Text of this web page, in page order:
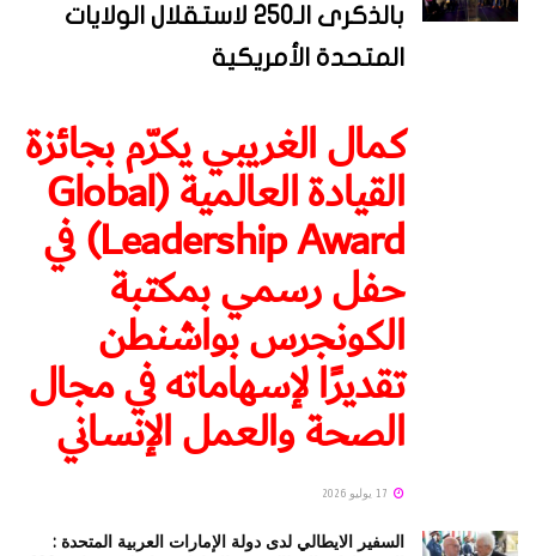
بالذكرى الـ250 لاستقلال الولايات
المتحدة الأمريكية
كمال الغريبي يكرّم بجائزة
القيادة العالمية (Global
Leadership Award) في
حفل رسمي بمكتبة
الكونجرس بواشنطن
تقديرًا لإسهاماته في مجال
الصحة والعمل الإنساني
السفير الايطالي لدى دولة الإمارات العربية المتحدة :